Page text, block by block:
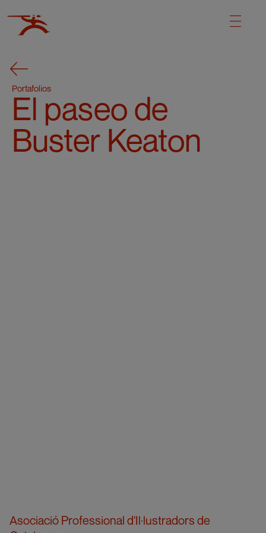
Portafolios
El paseo de
Buster Keaton
Asociació Professional d'Il·lustradors de